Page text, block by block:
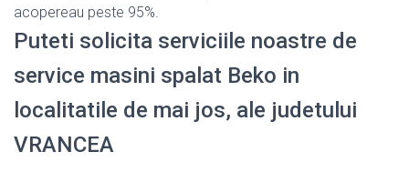
acopereau peste 95%.
Puteti solicita serviciile noastre de
service masini spalat Beko in
localitatile de mai jos, ale judetului
VRANCEA